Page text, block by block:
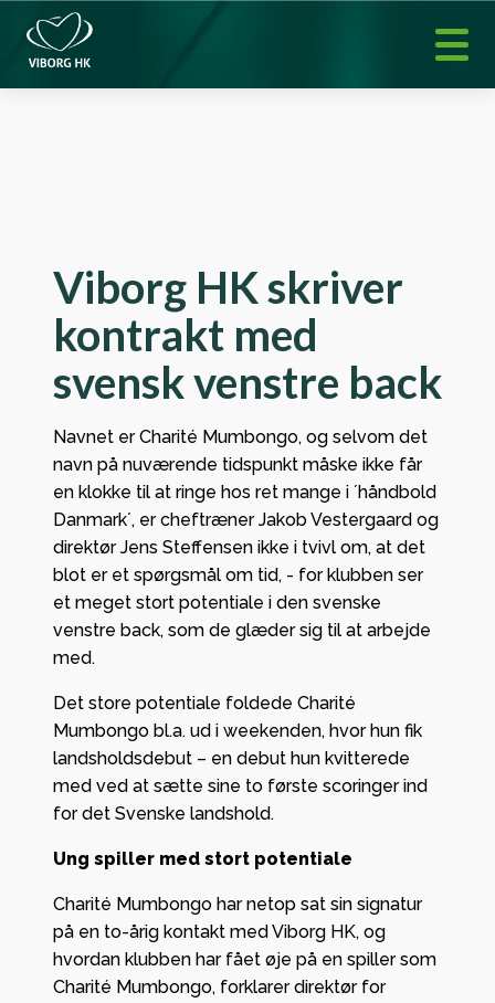
Viborg HK skriver
kontrakt med
svensk venstre back
Navnet er Charité Mumbongo, og selvom det
navn på nuværende tidspunkt måske ikke får
en klokke til at ringe hos ret mange i ´håndbold
Danmark´, er cheftræner Jakob Vestergaard og
direktør Jens Steffensen ikke i tvivl om, at det
blot er et spørgsmål om tid, - for klubben ser
et meget stort potentiale i den svenske
venstre back, som de glæder sig til at arbejde
med.
Det store potentiale foldede Charité
Mumbongo bl.a. ud i weekenden, hvor hun fik
landsholdsdebut – en debut hun kvitterede
med ved at sætte sine to første scoringer ind
for det Svenske landshold.
Ung spiller med stort potentiale
Charité Mumbongo har netop sat sin signatur
på en to-årig kontakt med Viborg HK, og
hvordan klubben har fået øje på en spiller som
Charité Mumbongo, forklarer direktør for